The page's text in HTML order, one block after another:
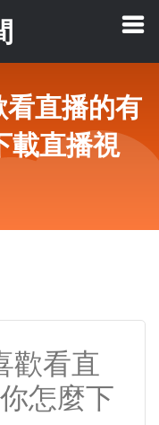
直播的有
載直播視
歡看直
怎麼下